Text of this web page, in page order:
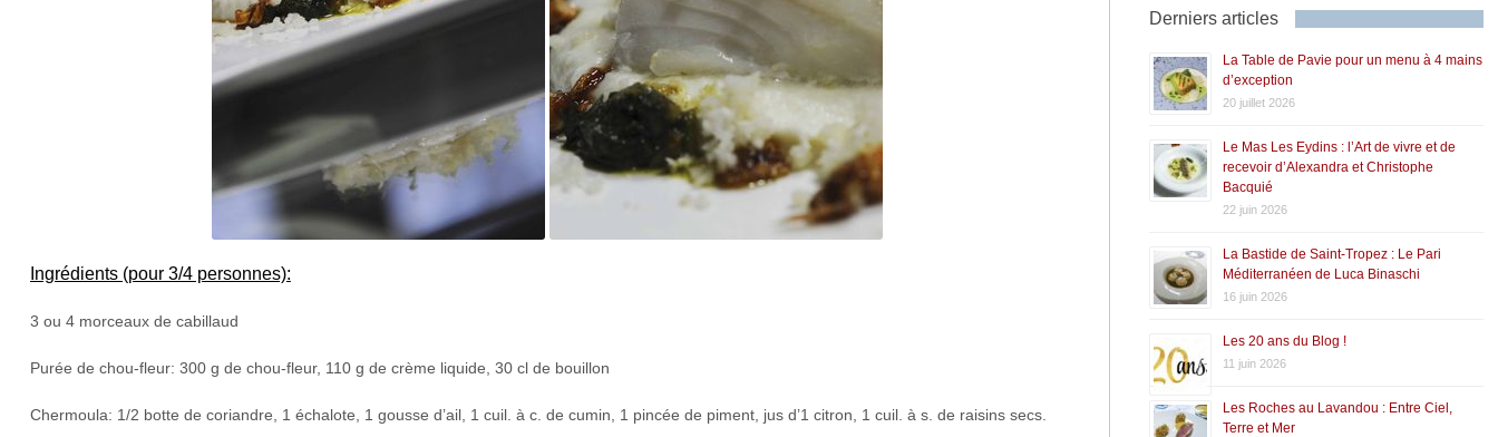
Ingrédients (pour 3/4 personnes):
3 ou 4 morceaux de cabillaud
Purée de chou-fleur: 300 g de chou-fleur, 110 g de crème liquide, 30 cl de bouillon
Chermoula: 1/2 botte de coriandre, 1 échalote, 1 gousse d’ail, 1 cuil. à c. de cumin, 1 pincée de piment, jus d’1 citron, 1 cuil. à s. de raisins secs.
Derniers articles
La Table de Pavie pour un menu à 4 mains
d’exception
20 juillet 2026
Le Mas Les Eydins : l’Art de vivre et de
recevoir d’Alexandra et Christophe
Bacquié
22 juin 2026
La Bastide de Saint-Tropez : Le Pari
Méditerranéen de Luca Binaschi
16 juin 2026
Les 20 ans du Blog !
11 juin 2026
Les Roches au Lavandou : Entre Ciel,
Terre et Mer